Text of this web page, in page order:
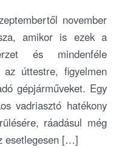
november
amikor is ezek a
és mindenféle
úttestre, figyelmen
gépjárműveket. Egy
vadriasztó hatékony
ráadásul még
esetlegesen […]